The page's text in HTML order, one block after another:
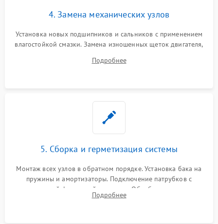
4. Замена механических узлов
Установка новых подшипников и сальников с применением
влагостойкой смазки. Замена изношенных щеток двигателя,
или поврежденной резиновой манжеты.
Подробнее
5. Сборка и герметизация системы
Монтаж всех узлов в обратном порядке. Установка бака на
пружины и амортизаторы. Подключение патрубков с
надежной фиксацией хомутами. Обработка стыков
герметиком для предотвращения возможных протечек воды.
Подробнее